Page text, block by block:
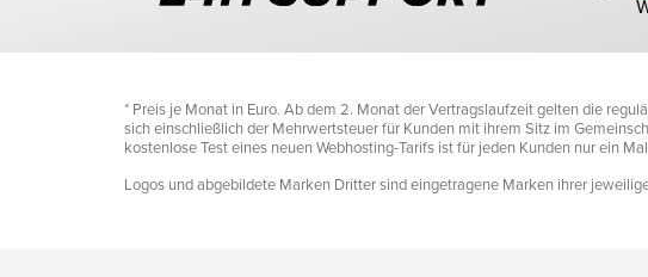
* Preis je Monat in Euro. Ab dem 2. Monat der Vertragslaufzeit gelten die
sich einschließlich der Mehrwertsteuer für Kunden mit ihrem Sitz im
kostenlose Test eines neuen Webhosting-Tarifs ist für jeden Kunden nur ein
Logos und abgebildete Marken Dritter sind eingetragene Marken ihrer